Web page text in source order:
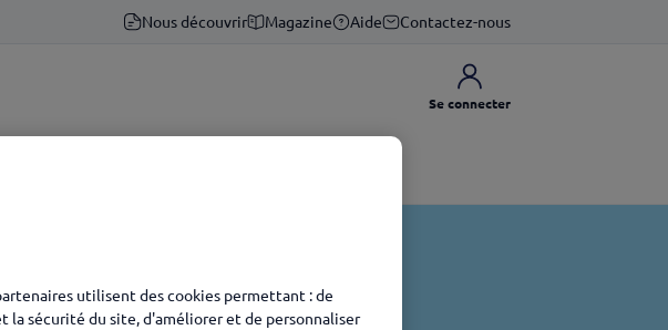
Nous découvrir Magazine Aide Contactez-nous
Se connecter
utilisent des cookies permettant : de
la sécurité du site, d'améliorer et de personnaliser